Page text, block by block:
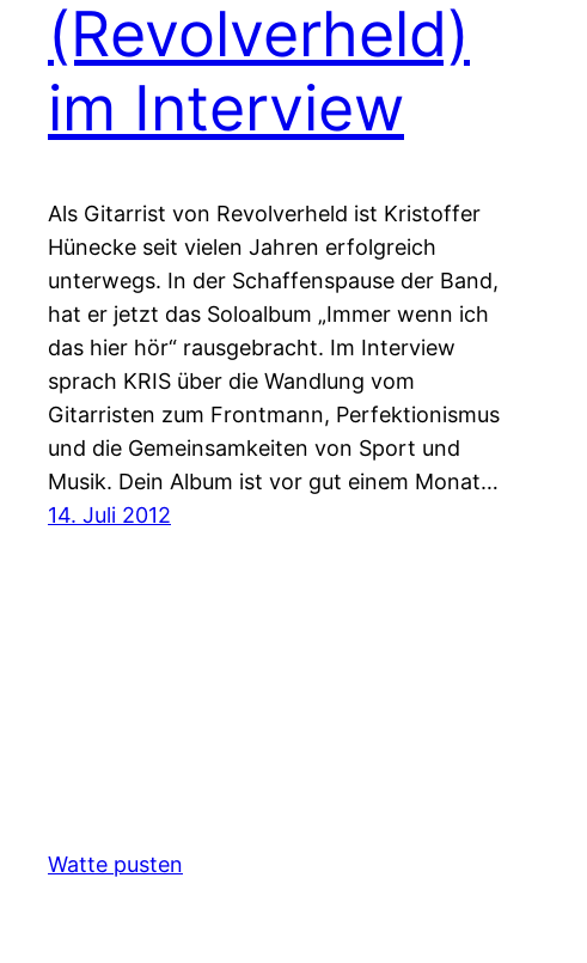
(Revolverheld)
im Interview
Als Gitarrist von Revolverheld ist Kristoffer
Hünecke seit vielen Jahren erfolgreich
unterwegs. In der Schaffenspause der Band,
hat er jetzt das Soloalbum „Immer wenn ich
das hier hör“ rausgebracht. Im Interview
sprach KRIS über die Wandlung vom
Gitarristen zum Frontmann, Perfektionismus
und die Gemeinsamkeiten von Sport und
Musik. Dein Album ist vor gut einem Monat…
14. Juli 2012
Watte pusten